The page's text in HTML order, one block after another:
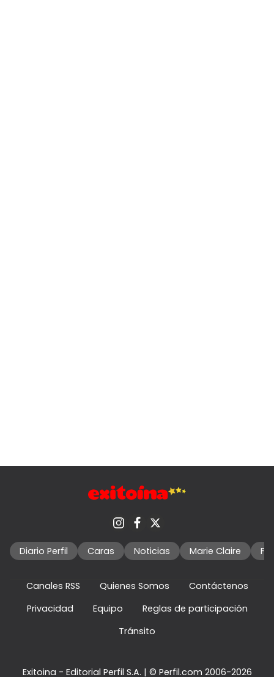
Diario Perfil Caras Noticias Marie Claire
Canales RSS Quienes Somos
Contáctenos
Privacidad
Equipo
Reglas de participación
Tránsito
Exitoina - Editorial Perfil S.A. | © Perfil.com 2006-2026